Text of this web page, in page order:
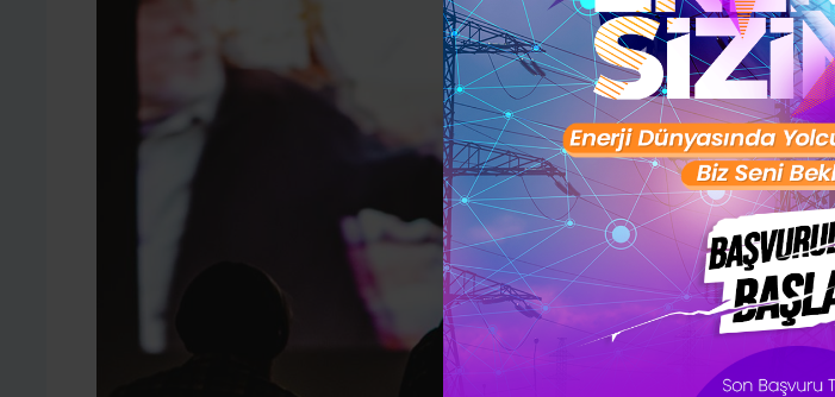
28 günlük kişisel
oluşturmak
Şimdi değil